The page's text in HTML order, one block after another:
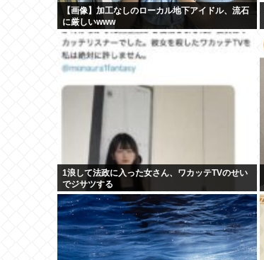
【画像】加工なしのローカル地下アイドル、流石
に厳しいwww
1浪して法政に入った女さん、ワカッテTVのせい
でジサツする